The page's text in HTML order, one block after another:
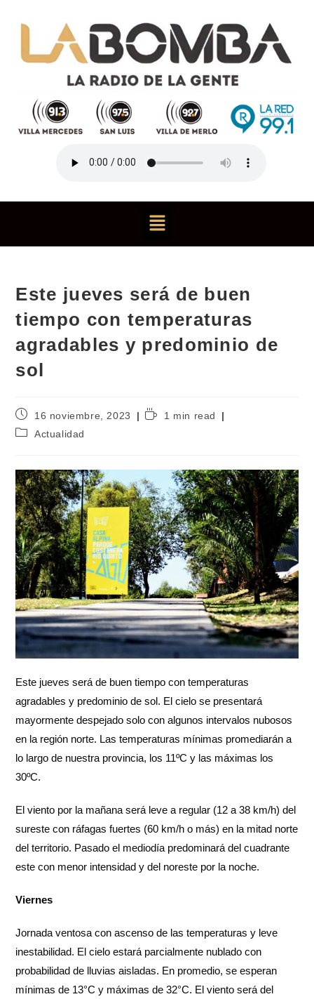
Este jueves será de buen
tiempo con temperaturas
agradables y predominio de
sol
16 noviembre, 2023
1 min read
Actualidad
Este jueves será de buen tiempo con temperaturas
agradables y predominio de sol. El cielo se presentará
mayormente despejado solo con algunos intervalos nubosos
en la región norte. Las temperaturas mínimas promediarán a
lo largo de nuestra provincia, los 11ºC y las máximas los
30ºC.
El viento por la mañana será leve a regular (12 a 38 km/h) del
sureste con ráfagas fuertes (60 km/h o más) en la mitad norte
del territorio. Pasado el mediodía predominará del cuadrante
este con menor intensidad y del noreste por la noche.
Viernes
Jornada ventosa con ascenso de las temperaturas y leve
inestabilidad. El cielo estará parcialmente nublado con
probabilidad de lluvias aisladas. En promedio, se esperan
mínimas de 13°C y máximas de 32°C. El viento será del